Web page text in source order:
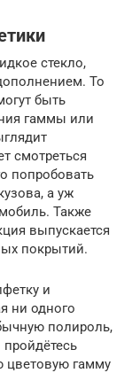
стекло,
То
быть
гаммы или
смотреться
попробовать
а уж
Также
выпускается
покрытий.
и
ни одного
полироль,
цветовую гамму